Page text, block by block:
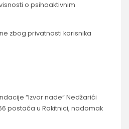
o psihoaktivnim
zbog privatnosti korisnika
“Izvor nade“ Nedžarići
postača u Rakitnici, nadomak